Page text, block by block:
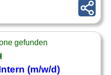
gefunden
(m/w/d)